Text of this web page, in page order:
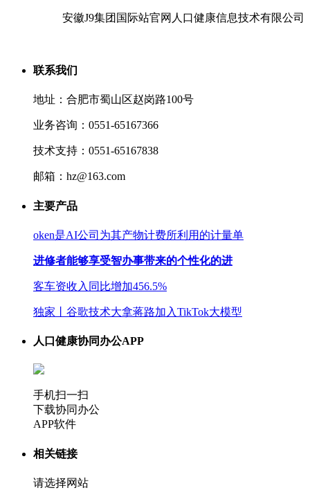
安徽J9集团国际站官网人口健康信息技术有限公司
联系我们
地址：合肥市蜀山区赵岗路100号
业务咨询：0551-65167366
技术支持：0551-65167838
邮箱：hz@163.com
主要产品
oken是AI公司为其产物计费所利用的计量单
进修者能够享受智办事带来的个性化的进
客车资收入同比增加456.5%
独家丨谷歌技术大拿蒋路加入TikTok大模型
人口健康协同办公APP
手机扫一扫
下载协同办公
APP软件
相关链接
请选择网站